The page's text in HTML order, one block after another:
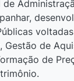
Gestão de
de